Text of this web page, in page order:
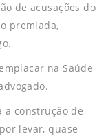
de acusações do
premiada,
na Saúde
a construção de
levar, quase